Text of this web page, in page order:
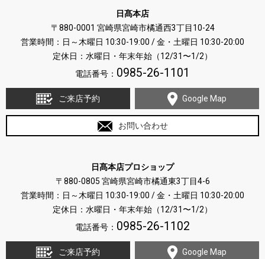
日髙本店
〒880-0001 宮崎県宮崎市橘通西3丁目10-24
営業時間：日～木曜日 10:30-19:00 / 金・土曜日 10:30-20:00
定休日：水曜日・年末年始（12/31〜1/2）
電話番号： 0985-26-1101
ご来店予約 Google Map
お問い合わせ
日髙本店プロショップ
〒880-0805 宮崎県宮崎市橘通東3丁目4-6
営業時間：日～木曜日 10:30-19:00 / 金・土曜日 10:30-20:00
定休日：水曜日・年末年始（12/31〜1/2）
電話番号： 0985-26-1102
ご来店予約 Google Map